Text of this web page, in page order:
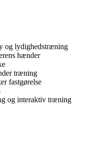
og lydighedstræning
hænder
træning
fastgørelse
og interaktiv træning